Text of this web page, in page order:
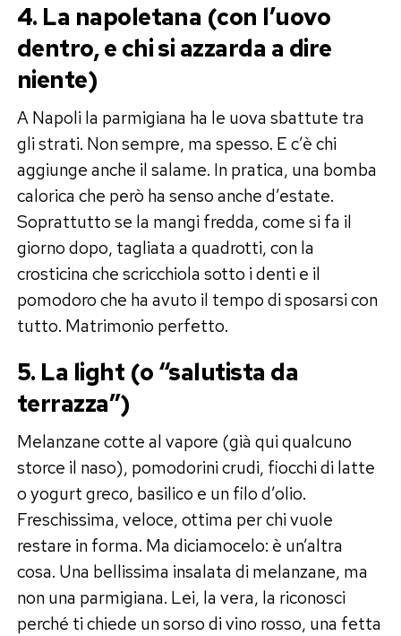
4. La napoletana (con l’uovo
dentro, e chi si azzarda a dire
niente)
A Napoli la parmigiana ha le uova sbattute tra
gli strati. Non sempre, ma spesso. E c’è chi
aggiunge anche il salame. In pratica, una bomba
calorica che però ha senso anche d’estate.
Soprattutto se la mangi fredda, come si fa il
giorno dopo, tagliata a quadrotti, con la
crosticina che scricchiola sotto i denti e il
pomodoro che ha avuto il tempo di sposarsi con
tutto. Matrimonio perfetto.
5. La light (o “salutista da
terrazza”)
Melanzane cotte al vapore (già qui qualcuno
storce il naso), pomodorini crudi, fiocchi di latte
o yogurt greco, basilico e un filo d’olio.
Freschissima, veloce, ottima per chi vuole
restare in forma. Ma diciamocelo: è un’altra
cosa. Una bellissima insalata di melanzane, ma
non una parmigiana. Lei, la vera, la riconosci
perché ti chiede un sorso di vino rosso, una fetta